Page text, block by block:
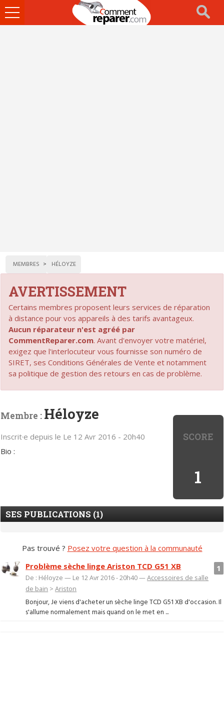
Ouvrir
le
MEMBRES HÉLOYZE
AVERTISSEMENT
Certains membres proposent leurs services de réparation
à distance pour vos appareils à des tarifs avantageux.
Aucun réparateur n'est agréé par
CommentReparer.com. Avant d'envoyer votre matériel,
exigez que l'interlocuteur vous fournisse son numéro de
SIRET, ses Conditions Générales de Vente et notamment
sa politique de gestion des retours en cas de problème.
SCORE
1
Membre : Héloyze
Inscrit·e depuis le Le 12 Avr 2016 - 20h40
Bio :
SES PUBLICATIONS (1)
Pas trouvé ? Posez votre question à la communauté
1
Problème sèche linge Ariston TCD G51 XB
De : Héloyze — Le 12 Avr 2016 - 20h40 —Accessoires de salle
de bain >Ariston
Bonjour, Je viens d'acheter un sèche linge TCD G51 XB d'occasion. Il
s'allume normalement mais quand on le met en ...